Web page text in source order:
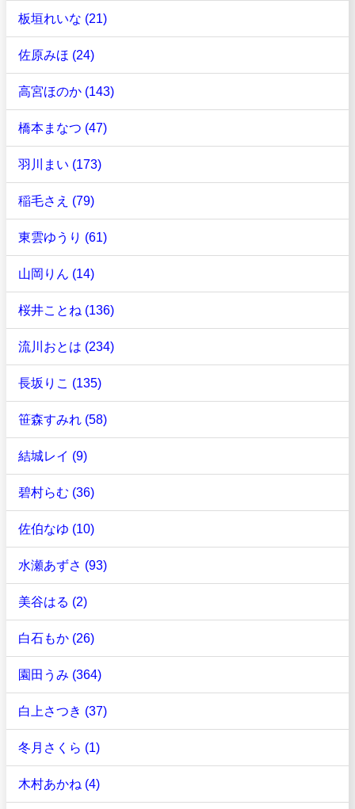
板垣れいな (21)
佐原みほ (24)
高宮ほのか (143)
橋本まなつ (47)
羽川まい (173)
稲毛さえ (79)
東雲ゆうり (61)
山岡りん (14)
桜井ことね (136)
流川おとは (234)
長坂りこ (135)
笹森すみれ (58)
結城レイ (9)
碧村らむ (36)
佐伯なゆ (10)
水瀬あずさ (93)
美谷はる (2)
白石もか (26)
園田うみ (364)
白上さつき (37)
冬月さくら (1)
木村あかね (4)